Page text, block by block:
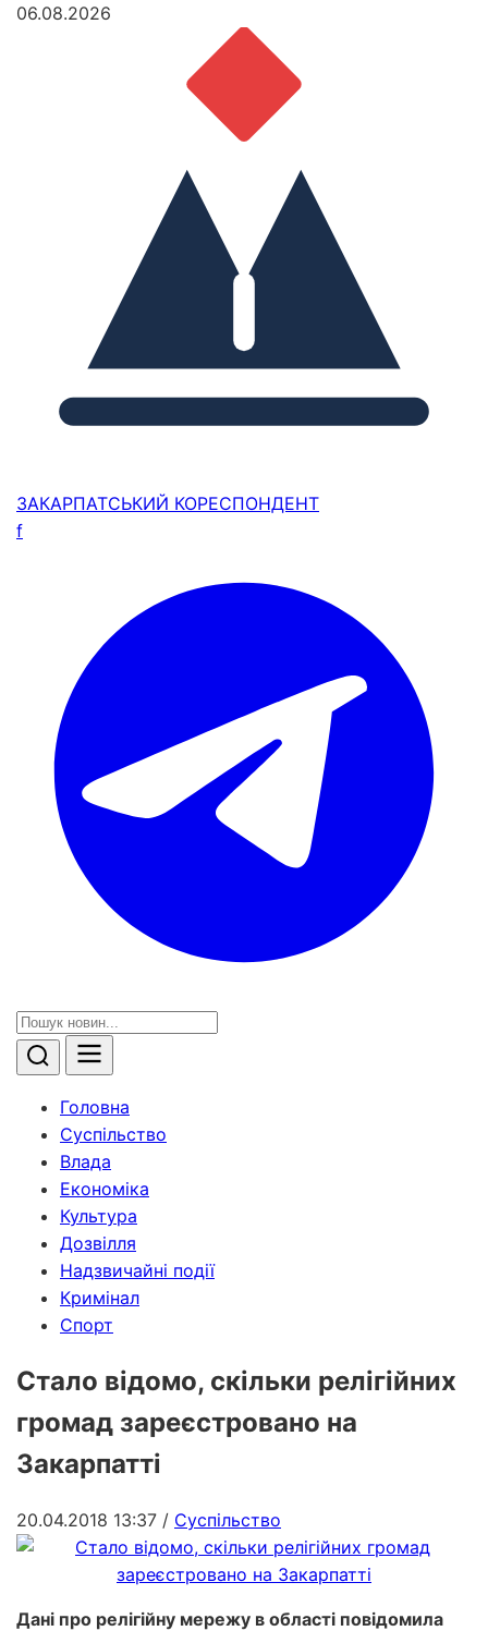
06.08.2026
ЗАКАРПАТСЬКИЙ КОРЕСПОНДЕНТ
f
Головна
Суспільство
Влада
Економіка
Культура
Дозвілля
Надзвичайні події
Кримінал
Спорт
Стало відомо, скільки релігійних
громад зареєстровано на
Закарпатті
20.04.2018 13:37 / Суспільство
Дані про релігійну мережу в області повідомила